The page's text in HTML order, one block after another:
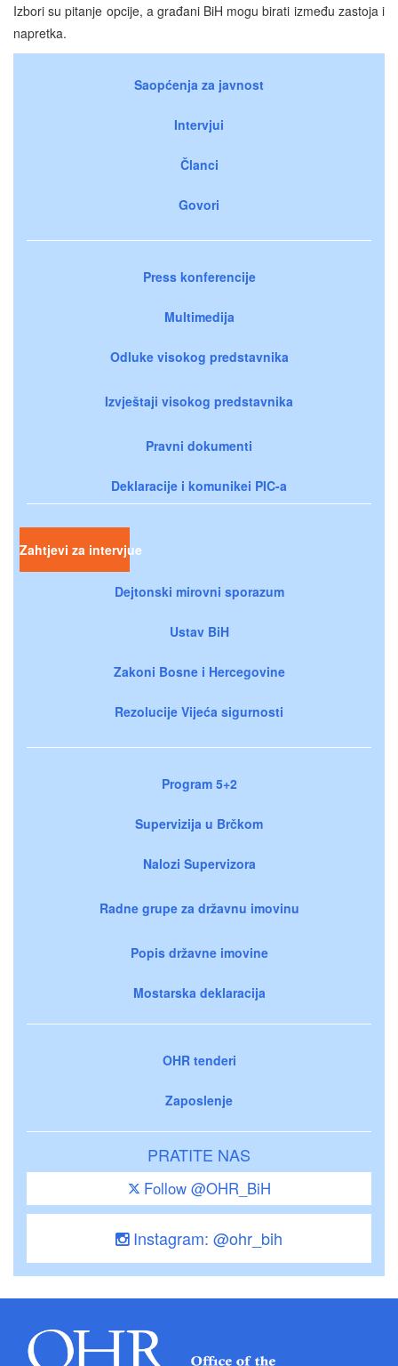
Izbori su pitanje opcije, a građani BiH mogu birati između zastoja i
napretka.
Saopćenja za javnost
Intervjui
Članci
Govori
Press konferencije
Multimedija
Odluke visokog predstavnika
Izvještaji visokog predstavnika
Pravni dokumenti
Deklaracije i komunikei PIC-a
Zahtjevi za intervjue
Dejtonski mirovni sporazum
Ustav BiH
Zakoni Bosne i Hercegovine
Rezolucije Vijeća sigurnosti
Program 5+2
Supervizija u Brčkom
Nalozi Supervizora
Radne grupe za državnu imovinu
Popis državne imovine
Mostarska deklaracija
OHR tenderi
Zaposlenje
PRATITE NAS
Follow @OHR_BiH
Instagram: @ohr_bih